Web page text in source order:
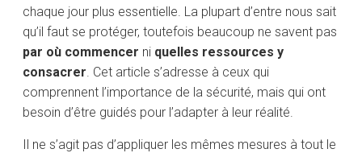
chaque jour plus essentielle. La plupart d’entre nous sait
qu’il faut se protéger, toutefois beaucoup ne savent pas
par où commencer ni quelles ressources y
consacrer. Cet article s’adresse à ceux qui
comprennent l’importance de la sécurité, mais qui ont
besoin d’être guidés pour l’adapter à leur réalité.
Il ne s’agit pas d’appliquer les mêmes mesures à tout le